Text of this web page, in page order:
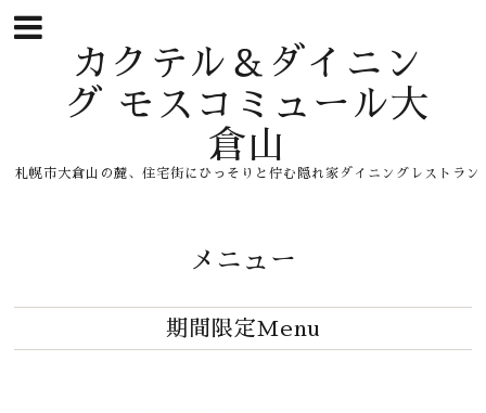
カクテル＆ダイニン
グ モスコミュール大
倉山
札幌市大倉山の麓、住宅街にひっそりと佇む隠れ家ダイニングレストラン
メニュー
期間限定Menu